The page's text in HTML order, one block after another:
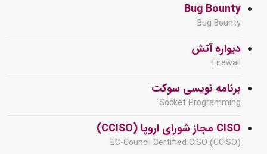
Bug Bounty
Bug Bounty
دیواره آتش
Firewall
برنامه نویسی سوکت
Socket Programming
CISO مجاز شورای اروپا (CCISO)
EC-Council Certified CISO (CCISO)